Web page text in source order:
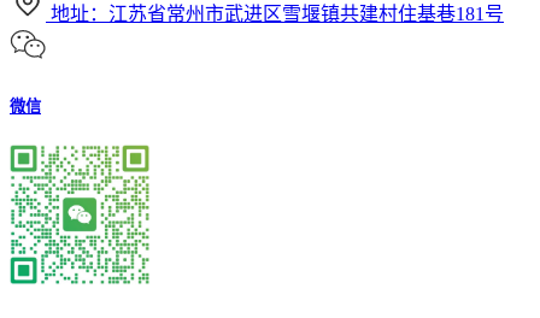
地址：江苏省常州市武进区雪堰镇共建村住基巷181号
微信